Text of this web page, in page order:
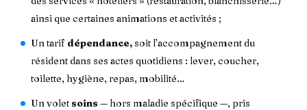
ainsi que certaines animations et activités ;
Un tarif dépendance, soit l’accompagnement du
résident dans ses actes quotidiens : lever, coucher,
toilette, hygiène, repas, mobilité…
Un volet soins — hors maladie spécifique —, pris